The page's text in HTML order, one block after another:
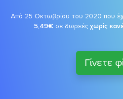
Από 25 Οκτωβρίου του 2020 που
5,49€ σε δωρεές χωρίς
Γίνετε